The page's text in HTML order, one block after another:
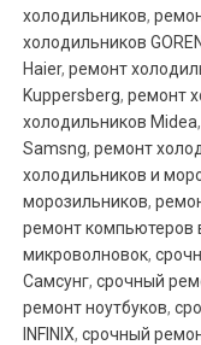
холодильников,
холодильников
Haier,ремонт
Kuppersberg,ремонт
холодильников Midea
Samsng,ремонт
холодильников и
морозильников,
ремонт компьютеров
микроволновок,
Самсунг,срочный
ремонт ноутбуков,
INFINIX,срочный